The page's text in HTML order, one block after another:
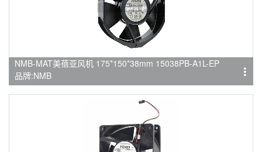
NMB-MAT美蓓亚风机 175*150*38mm 15038PB-A1L-EP
品牌:NMB